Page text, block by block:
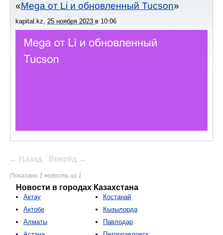
Mega от Li и обновленный Tucson
kapital.kz, 25 ноября 2023 в 10:06
← Назад Вперёд →
Показано 1 новость из 1
Новости в городах Казахстана
Актау
Актобе
Алматы
Костанай
Кызылорда
Павлодар